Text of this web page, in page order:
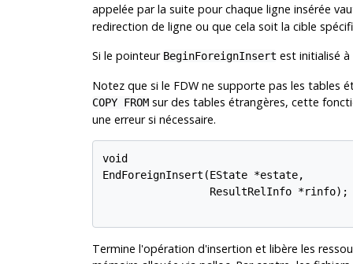
appelée par la suite pour chaque ligne insérée
redirection de ligne ou que cela soit la cible
Si le pointeur BeginForeignInsert est initialisé à
Notez que si le FDW ne supporte pas les tables
COPY FROMsur des tables étrangères, cette
une erreur si nécessaire.
void
EndForeignInsert(EState *estate,
                 ResultRelInfo *rinfo);
Termine l'opération d'insertion et libère les